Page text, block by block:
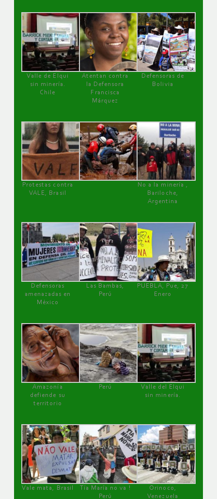
Valle de Elqui
sin minería.
Chile
Atentan contra
la Defensora
Francisca
Márquez
Defensoras de
Bolivia
Protestas contra
VALE, Brasil
No a la minería ,
Bariloche,
Argentina
Defensoras
amenazadas en
México
Las Bambas,
Perú
PUEBLA, Pue, 27
Enero
Amazonía
defiende su
territorio
Perú
Valle del Elqui
sin minería.
Vale mata, Brasil
Tía María no va !
Perú
Orinoco,
Venezuela